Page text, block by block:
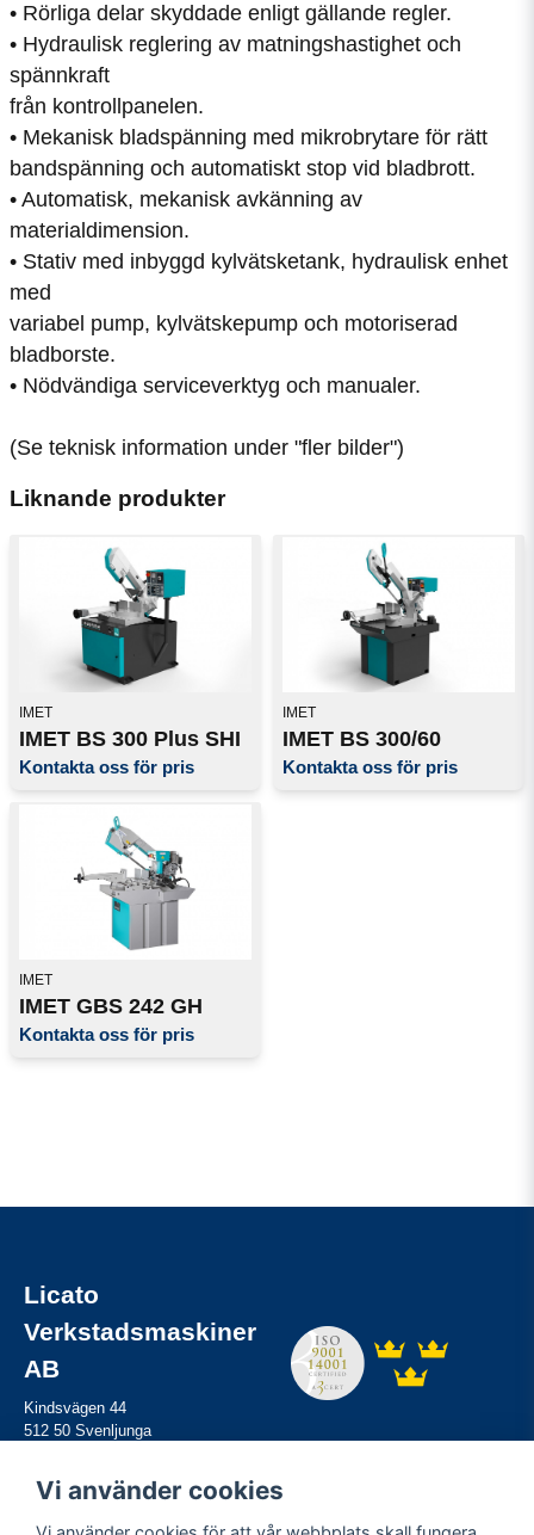
• Rörliga delar skyddade enligt gällande regler.
• Hydraulisk reglering av matningshastighet och
spännkraft
från kontrollpanelen.
• Mekanisk bladspänning med mikrobrytare för rätt
bandspänning och automatiskt stop vid bladbrott.
• Automatisk, mekanisk avkänning av
materialdimension.
• Stativ med inbyggd kylvätsketank, hydraulisk enhet
med
variabel pump, kylvätskepump och motoriserad
bladborste.
• Nödvändiga serviceverktyg och manualer.
(Se teknisk information under "fler bilder")
Liknande produkter
IMET
IMET BS 300 Plus SHI
Kontakta oss för pris
IMET
IMET BS 300/60
Kontakta oss för pris
IMET
IMET GBS 242 GH
Kontakta oss för pris
Licato
Verkstadsmaskiner
AB
Kindsvägen 44
512 50 Svenljunga
Mail:
info@licato.se
Vi använder cookies